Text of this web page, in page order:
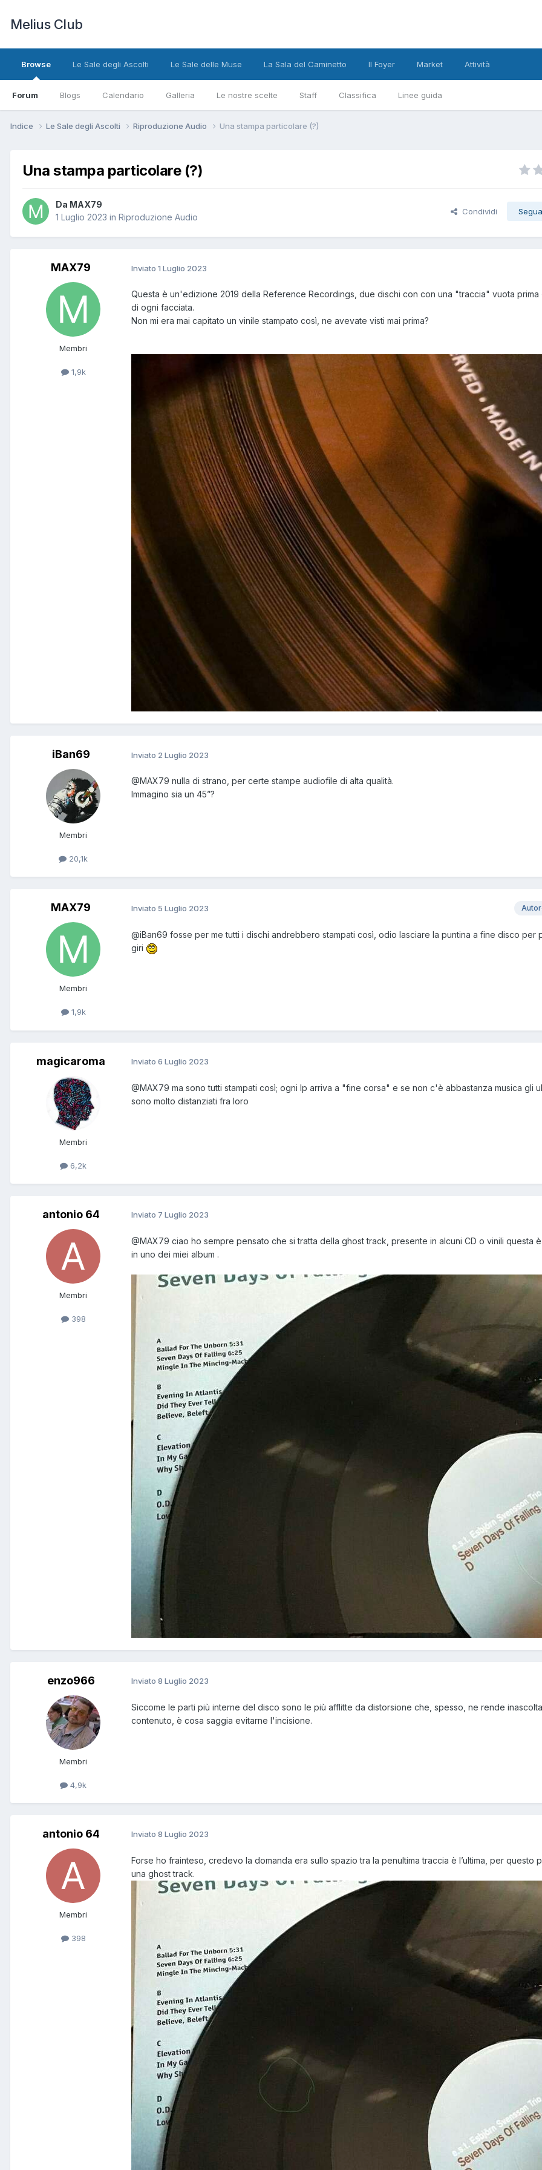
Melius Club
Browse
Forum Blogs Calendario Galleria Le nostre scelte Staff Classifica Linee guida
Le Sale degli Ascolti Le Sale delle Muse La Sala del Caminetto Il Foyer Market Attività
Indice Le Sale degli Ascolti Riproduzione Audio Una stampa particolare (?)
Una stampa particolare (?)
Da MAX79
1 Luglio 2023 in Riproduzione Audio
Condividi
MAX79
Membri
1,9k
Inviato 1 Luglio 2023
Questa è un'edizione 2019 della Reference Recordings, due dischi con con una "traccia" vuota prima
di ogni facciata.
Non mi era mai capitato un vinile stampato così, ne avevate visti mai prima?
iBan69
Membri
20,1k
Inviato 2 Luglio 2023
@MAX79 nulla di strano, per certe stampe audiofile di alta qualità.
Immagino sia un 45”?
MAX79
Membri
1,9k
Inviato 5 Luglio 2023
@iBan69 fosse per me tutti i dischi andrebbero stampati così, odio lasciare la puntina a fine disco per
giri
magicaroma
Membri
6,2k
Inviato 6 Luglio 2023
@MAX79 ma sono tutti stampati così; ogni lp arriva a "fine corsa" e se non c'è abbastanza musica gli
sono molto distanziati fra loro
antonio 64
Membri
398
Inviato 7 Luglio 2023
@MAX79 ciao ho sempre pensato che si tratta della ghost track, presente in alcuni CD o vinili questa
in uno dei miei album .
enzo966
Membri
4,9k
Inviato 8 Luglio 2023
Siccome le parti più interne del disco sono le più afflitte da distorsione che, spesso, ne rende
contenuto, è cosa saggia evitarne l'incisione.
antonio 64
Membri
398
Inviato 8 Luglio 2023
Forse ho frainteso, credevo la domanda era sullo spazio tra la penultima traccia è l’ultima, per questo
una ghost track.